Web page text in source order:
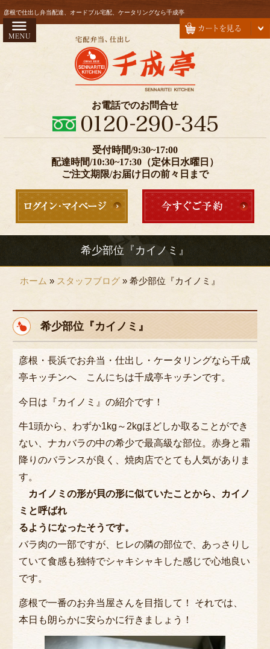
コ
彦根で仕出し弁当配達、オードブル宅配、ケータリングなら千成亭
お電話でのお問合せ
受付時間/9:30~17:00
配達時間/10:30~17:30（定休日水曜日）
ご注文期限/お届け日の前々日まで
希少部位『カイノミ』
HOME
お弁当
1000～1999円
2000～2999円
5000円以上
用途で選ぶ
接待・おもてなし
会議・セミナー
パーティ
行楽・観光
法事・法要
ロケ・イベント
お子様のお祝い
慶事・お祝い
行事・地域の集まり
種類で選ぶ
焼肉
ステーキ
肉幕の内
ホーム » スタッフブログ» 希少部位『カイノミ』
希少部位『カイノミ』
彦根・長浜でお弁当・仕出し・ケータリングなら千成
亭キッチンへ こんにちは千成亭キッチンです。
今日は『カイノミ』の紹介です！
牛1頭から、わずか1kg～2kgほどしか取ることができ
ない、ナカバラの中の希少で最高級な部位。赤身と霜
降りのバランスが良く、焼肉店でとても人気がありま
す。
カイノミの形が貝の形に似ていたことから、カイノ
ミと呼ばれ
るようになったそうです。
バラ肉の一部ですが、ヒレの隣の部位で、あっさりし
ていて食感も独特でシャキシャキした感じで心地良い
です。
彦根で一番のお弁当屋さんを目指して！ それでは、
本日も朗らかに安らかに行きましょう！